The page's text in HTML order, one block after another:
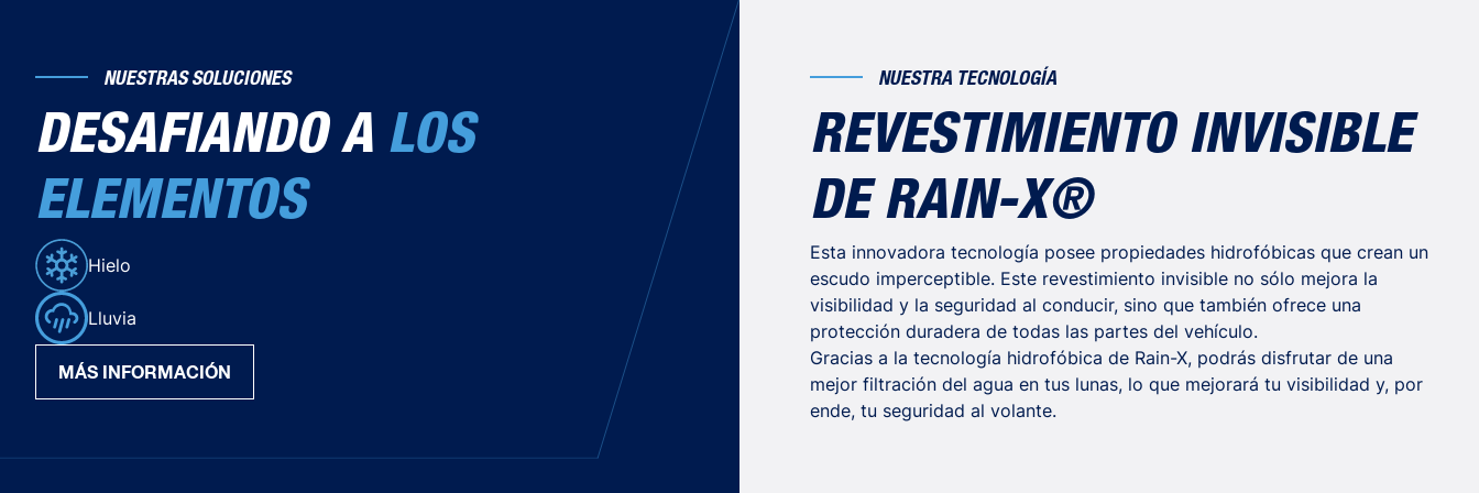
NUESTRAS SOLUCIONES
DESAFIANDO A LOS
ELEMENTOS
Hielo
Lluvia
MÁS INFORMACIÓN
NUESTRA TECNOLOGÍA
REVESTIMIENTO INVISIBLE
DE RAIN-X®
Esta innovadora tecnología posee propiedades hidrofóbicas que crean un
escudo imperceptible. Este revestimiento invisible no sólo mejora la
visibilidad y la seguridad al conducir, sino que también ofrece una
protección duradera de todas las partes del vehículo.
Gracias a la tecnología hidrofóbica de Rain-X, podrás disfrutar de una
mejor filtración del agua en tus lunas, lo que mejorará tu visibilidad y, por
ende, tu seguridad al volante.